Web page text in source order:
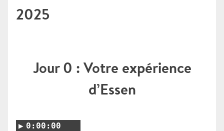
2025
Jour 0 : Votre expérience
d’Essen
0:00:00